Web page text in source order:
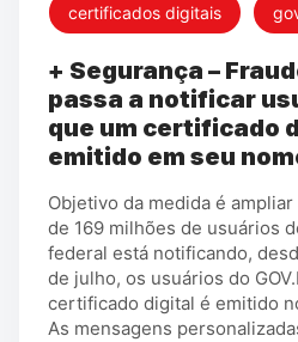
certificados digitais
+ Segurança –
passa a notificar
que um certificado
emitido em seu
Objetivo da medida é
de 169 milhões de usuários
federal está notificando,
de julho, os usuários do
certificado digital é emitido
As mensagens